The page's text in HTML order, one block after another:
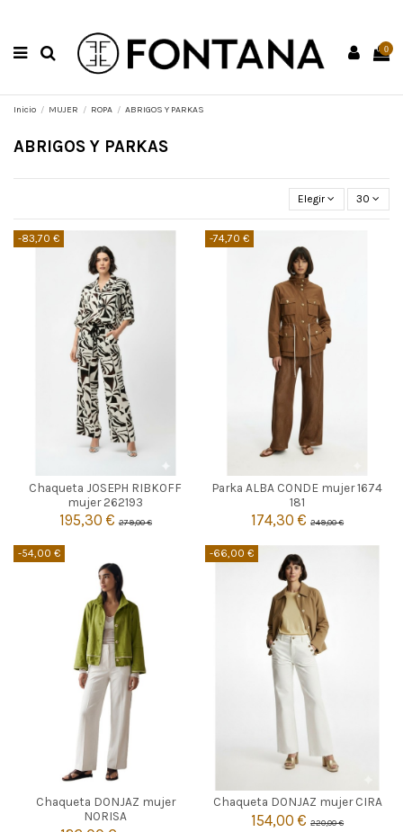
0
Inicio MUJER ROPA ABRIGOS Y PARKAS
ABRIGOS Y PARKAS
Elegir 30
-83,70 €
Chaqueta JOSEPH RIBKOFF
mujer 262193
195,30 €279,00 €
40 42
 Añadir al carrito
-74,70 €
Parka ALBA CONDE mujer 1674
181
174,30 €249,00 €
40

Añadir al carrito
-54,00 €
Chaqueta DONJAZ mujer
NORISA
VERDE LIMA
42 44
-66,00 €
Chaqueta DONJAZ mujer CIRA
154,00 €220,00 €
40 42